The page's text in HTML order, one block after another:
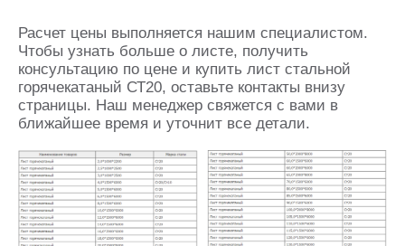
Расчет цены выполняется нашим специалистом.
Чтобы узнать больше о листе, получить
консультацию по цене и купить лист стальной
горячекатаный СТ20, оставьте контакты внизу
страницы. Наш менеджер свяжется с вами в
ближайшее время и уточнит все детали.